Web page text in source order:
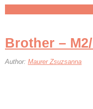
Brother –
Author: Maurer Zsuzsanna